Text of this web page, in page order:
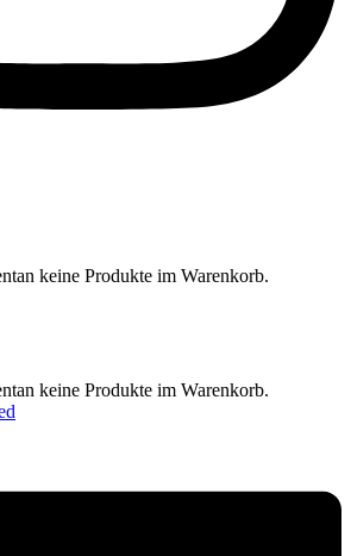
keine Produkte im Warenkorb.
keine Produkte im Warenkorb.